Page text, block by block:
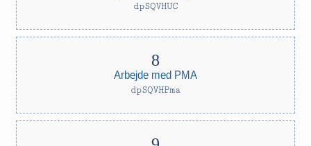
dpSQVHUC
Arbejde med PMA
dpSQVHPma